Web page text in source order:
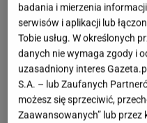
aktor podejmuje w
emerytury.W
podkreślił, że "ma
podczas Piotrem
w podcaście Onetu
pracować. Teraz
badania i mierzenia
serwisów i aplikacji lub
Tobie usług. W określonych
danych nie wymaga zgody i
uzasadniony interes
S.A. – lub Zaufanych
możesz się sprzeciwić,
Zaawansowanych” lub